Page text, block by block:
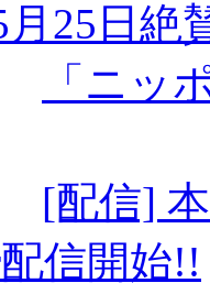
25日絶
「ニッ
[配信]
信開始!!